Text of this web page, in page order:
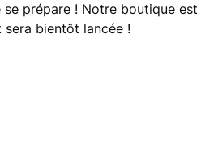
se prépare ! Notre boutique est
sera bientôt lancée !